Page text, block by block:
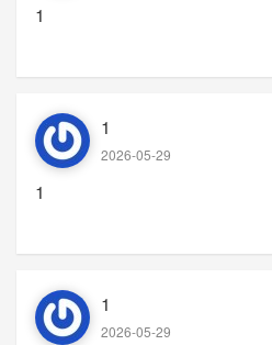
1
1
2026-05-29
1
1
2026-05-29